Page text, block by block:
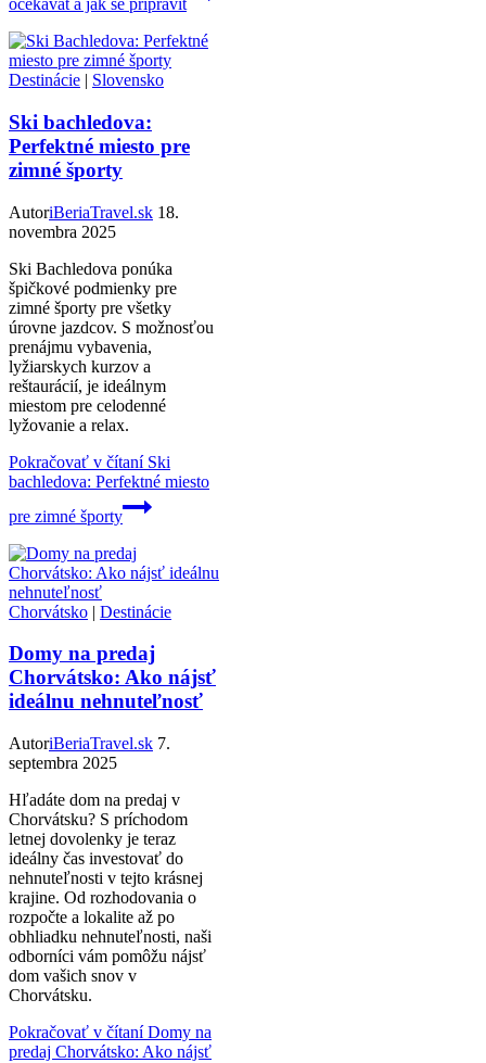
očekávat a jak se připravit
Destinácie | Slovensko
Ski bachledova:
Perfektné miesto pre
zimné športy
AutoriBeriaTravel.sk 18.
novembra 2025
Ski Bachledova ponúka
špičkové podmienky pre
zimné športy pre všetky
úrovne jazdcov. S možnosťou
prenájmu vybavenia,
lyžiarskych kurzov a
reštaurácií, je ideálnym
miestom pre celodenné
lyžovanie a relax.
Pokračovať v čítaníSki
bachledova: Perfektné miesto
pre zimné športy
Chorvátsko | Destinácie
Domy na predaj
Chorvátsko: Ako nájsť
ideálnu nehnuteľnosť
AutoriBeriaTravel.sk 7.
septembra 2025
Hľadáte dom na predaj v
Chorvátsku? S príchodom
letnej dovolenky je teraz
ideálny čas investovať do
nehnuteľnosti v tejto krásnej
krajine. Od rozhodovania o
rozpočte a lokalite až po
obhliadku nehnuteľnosti, naši
odborníci vám pomôžu nájsť
dom vašich snov v
Chorvátsku.
Pokračovať v čítaníDomy na
predaj Chorvátsko: Ako nájsť